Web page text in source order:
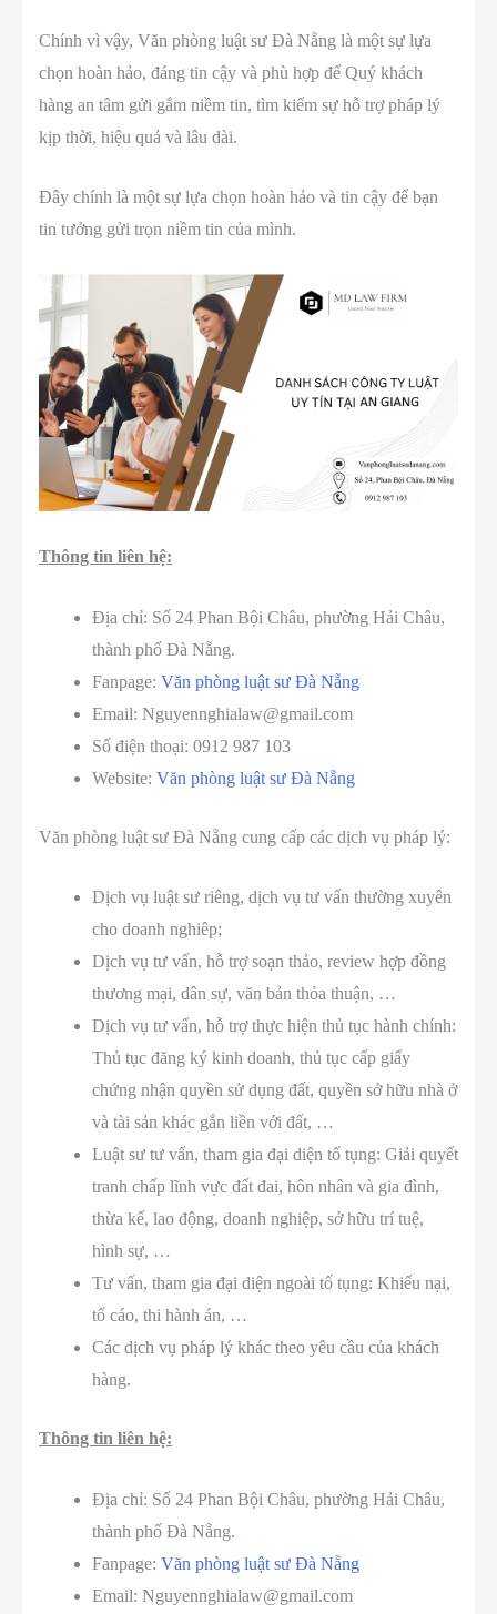
Chính vì vậy, Văn phòng luật sư Đà Nẵng là một sự lựa
chọn hoàn hảo, đáng tin cậy và phù hợp để Quý khách
hàng an tâm gửi gắm niềm tin, tìm kiếm sự hỗ trợ pháp lý
kịp thời, hiệu quả và lâu dài.
Đây chính là một sự lựa chọn hoàn hảo và tin cậy để bạn
tin tưởng gửi trọn niềm tin của mình.
Thông tin liên hệ:
Địa chỉ: Số 24 Phan Bội Châu, phường Hải Châu,
thành phố Đà Nẵng.
Fanpage: Văn phòng luật sư Đà Nẵng
Email: Nguyennghialaw@gmail.com
Số điện thoại: 0912 987 103
Website: Văn phòng luật sư Đà Nẵng
Văn phòng luật sư Đà Nẵng cung cấp các dịch vụ pháp lý:
Dịch vụ luật sư riêng, dịch vụ tư vấn thường xuyên
cho doanh nghiêp;
Dịch vụ tư vấn, hỗ trợ soạn thảo, review hợp đồng
thương mại, dân sự, văn bản thỏa thuận, …
Dịch vụ tư vấn, hỗ trợ thực hiện thủ tục hành chính:
Thủ tục đăng ký kinh doanh, thủ tục cấp giấy
chứng nhận quyền sử dụng đất, quyền sở hữu nhà ở
và tài sản khác gắn liền với đất, …
Luật sư tư vấn, tham gia đại diện tố tụng: Giải quyết
tranh chấp lĩnh vực đất đai, hôn nhân và gia đình,
thừa kế, lao động, doanh nghiệp, sở hữu trí tuệ,
hình sự, …
Tư vấn, tham gia đại diện ngoài tố tụng: Khiếu nại,
tố cáo, thi hành án, …
Các dịch vụ pháp lý khác theo yêu cầu của khách
hàng.
Thông tin liên hệ:
Địa chỉ: Số 24 Phan Bội Châu, phường Hải Châu,
thành phố Đà Nẵng.
Fanpage: Văn phòng luật sư Đà Nẵng
Email: Nguyennghialaw@gmail.com